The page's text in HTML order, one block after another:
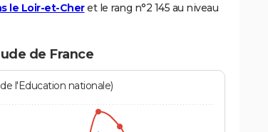
le Loir-et-Cheret le rang n°2 145 au niveau
de France
l'Education nationale)